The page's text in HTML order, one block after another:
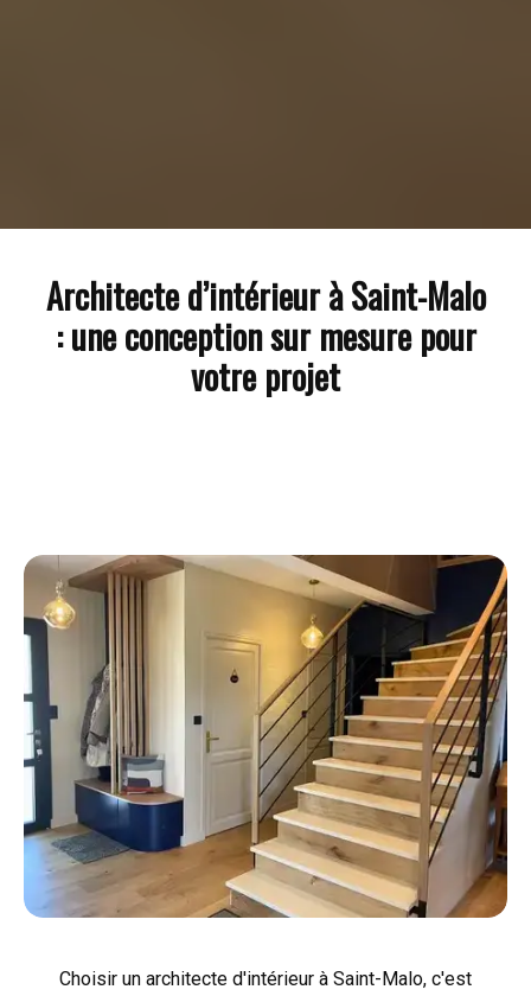
Architecte d’intérieur à Saint-Malo
: une conception sur mesure pour
votre projet
Choisir un architecte d'intérieur à Saint-Malo, c'est